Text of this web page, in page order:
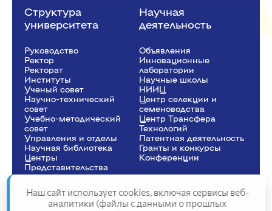
Структура
университета
Руководство
Ректор
Рeкторат
Институты
Ученый совет
Научно-технический
совет
Учебно-методический
совет
Управления и отделы
Научная библиотека
Центры
Представительства
Научная
деятельность
Объявления
Инновационные
лаборатории
Научные школы
НИИЦ
Центр селекции и
семеноводства
Центр Трансфера
Технологий
Патентная деятельность
Гранты и конкурсы
Конференции
Наш сайт использует cookies, включая сервисы веб-
аналитики (файлы с данными о прошлых